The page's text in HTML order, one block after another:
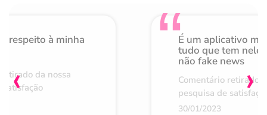
respeito à minha
da nossa
É um aplicativo
tudo que tem nele
não fake news
Comentário retirado
pesquisa de
30/01/2023
‹ ›